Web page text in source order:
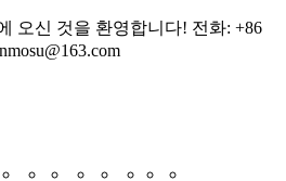
오신 것을 환영합니다! 전화: +86